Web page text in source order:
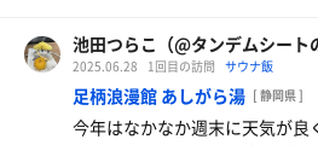
サウナ5分×2回
水風呂30秒×2回
休憩×2回
温冷交代浴×2回
池田つらこ（@タンデムシート
2025.06.28 1回目の訪問 サウナ飯
足柄浪漫館 あしがら湯 [ 静岡県 ]
今年はなかなか週末に天気が良